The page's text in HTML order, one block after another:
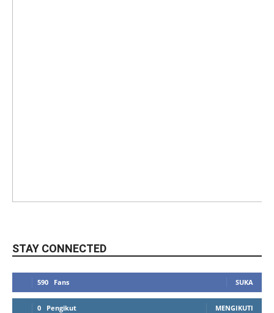
STAY CONNECTED
590 Fans SUKA
0 Pengikut MENGIKUTI